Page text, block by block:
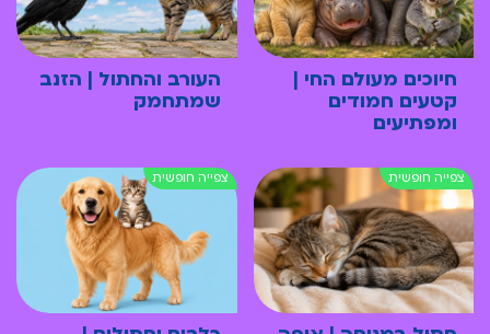
חיוכים מעולם החי |
קטעים חמודים
ומפתיעים
העורב והחתול | הזנב
שמתחמק